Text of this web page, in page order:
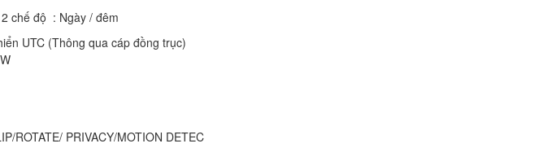
chế độ : Ngày / đêm
UTC (Thông qua cáp đồng trục)
ROTATE/ PRIVACY/MOTION DETEC